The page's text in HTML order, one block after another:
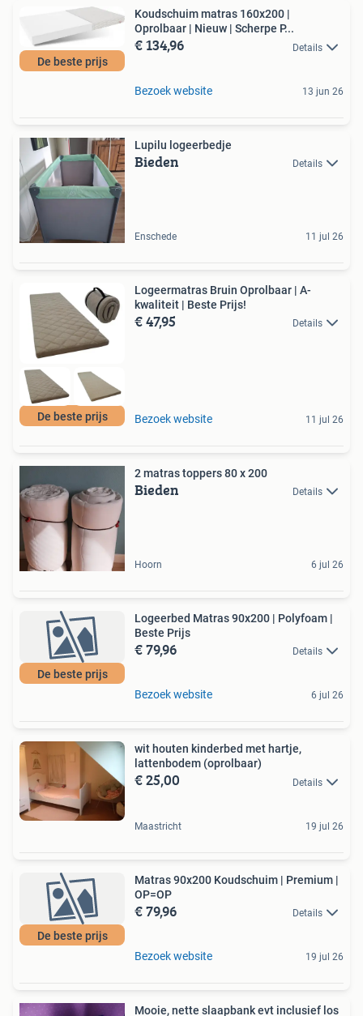
De beste prijs
Koudschuim matras 160x200 |
Oprolbaar | Nieuw | Scherpe P...
€ 134,96 Details
Bezoek website 13 jun 26
Lupilu logeerbedje
Bieden Details
Enschede 11 jul 26
De beste prijs
Logeermatras Bruin Oprolbaar | A-
kwaliteit | Beste Prijs!
€ 47,95 Details
Bezoek website 11 jul 26
2 matras toppers 80 x 200
Bieden Details
Hoorn 6 jul 26
De beste prijs
Logeerbed Matras 90x200 | Polyfoam |
Beste Prijs
€ 79,96 Details
Bezoek website 6 jul 26
wit houten kinderbed met hartje,
lattenbodem (oprolbaar)
€ 25,00 Details
Maastricht 19 jul 26
De beste prijs
Matras 90x200 Koudschuim | Premium |
OP=OP
€ 79,96 Details
Bezoek website 19 jul 26
Mooie, nette slaapbank evt inclusief los